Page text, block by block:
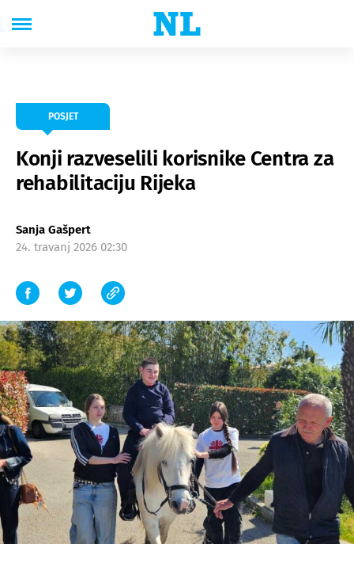
POSJET
Konji razveselili korisnike Centra za
rehabilitaciju Rijeka
Sanja Gašpert
24. travanj 2026 02:30